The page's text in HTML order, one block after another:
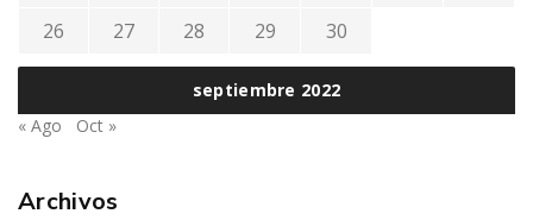
septiembre 2022
26
27 28 29 30
« Ago Oct »
Archivos